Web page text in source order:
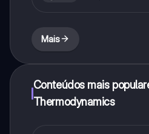
Mais
Conteúdos mais
Thermodynamics